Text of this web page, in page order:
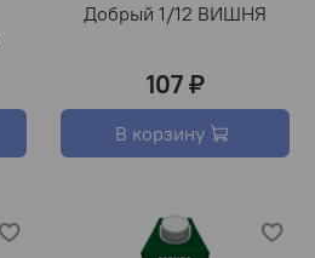
Добрый 1/12 ВИШНЯ
107 ₽
В корзину